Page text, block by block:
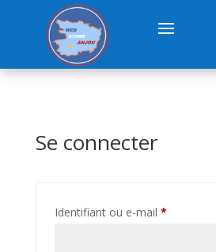
Se connecter
Identifiant ou e-mail *Obligatoire